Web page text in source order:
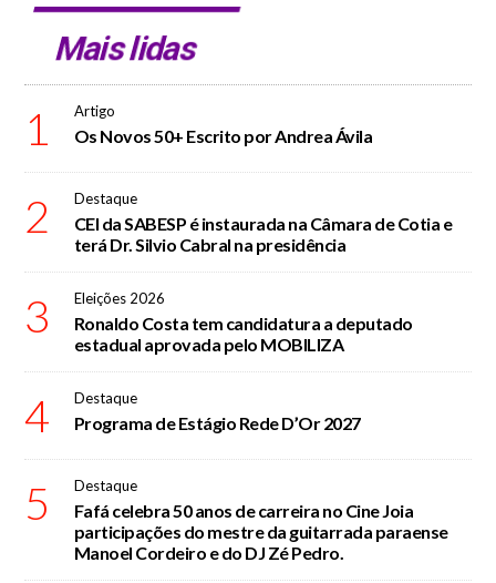
Mais lidas
1 Artigo
Os Novos 50+ Escrito por Andrea Ávila
2 Destaque
CEI da SABESP é instaurada na Câmara de Cotia e
terá Dr. Silvio Cabral na presidência
3 Eleições 2026
Ronaldo Costa tem candidatura a deputado
estadual aprovada pelo MOBILIZA
4 Destaque
Programa de Estágio Rede D’Or 2027
5 Destaque
Fafá celebra 50 anos de carreira no Cine Joia
participações do mestre da guitarrada paraense
Manoel Cordeiro e do DJ Zé Pedro.